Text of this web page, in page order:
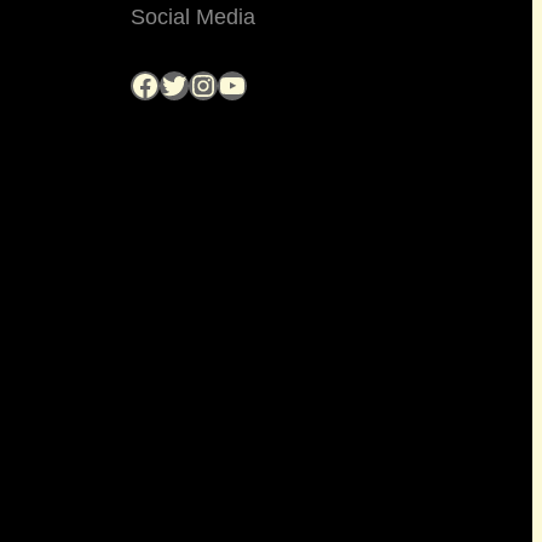
Social Media
Facebook Twitter InstagramYouTube